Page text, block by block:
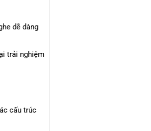
dễ dàng
trải nghiệm
cấu trúc